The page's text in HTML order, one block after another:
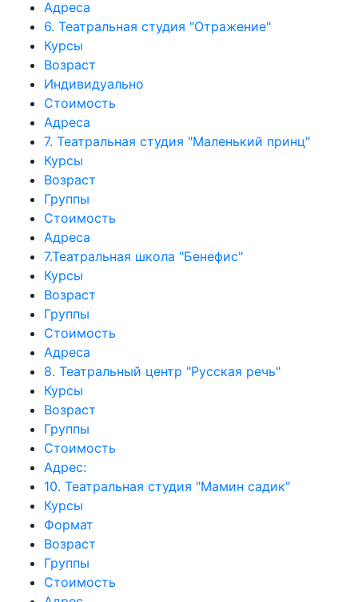
Адреса
6. Театральная студия "Отражение"
Курсы
Возраст
Индивидуально
Стоимость
Адреса
7. Театральная студия "Маленький принц"
Курсы
Возраст
Группы
Стоимость
Адреса
7.Театральная школа "Бенефис"
Курсы
Возраст
Группы
Стоимость
Адреса
8. Театральный центр "Русская речь"
Курсы
Возраст
Группы
Стоимость
Адрес:
10. Театральная студия "Мамин садик"
Курсы
Формат
Возраст
Группы
Стоимость